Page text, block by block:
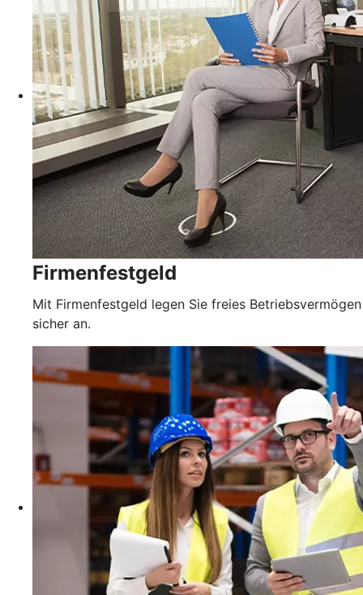
Firmenfestgeld
Mit Firmenfestgeld legen Sie freies Betriebsvermögen
sicher an.